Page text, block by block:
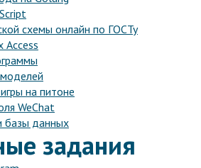
схемы онлайн по ГОСТу
Access
на питоне
WeChat
базы данных
задания